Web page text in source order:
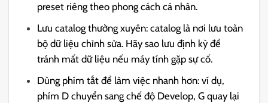
preset riêng theo phong cách cá nhân.
Lưu catalog thường xuyên: catalog là nơi lưu toàn
bộ dữ liệu chỉnh sửa. Hãy sao lưu định kỳ để
tránh mất dữ liệu nếu máy tính gặp sự cố.
Dùng phím tắt để làm việc nhanh hơn: ví dụ,
phím D chuyển sang chế độ Develop, G quay lại